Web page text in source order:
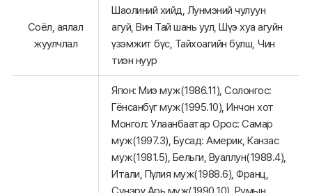
Соёл, аялал
жуулчлал
Шаолиний хийд, Лунмэний чулуун
агуй, Вин Тай шань уул, Шүэ хуа агуйн
үзэмжит бүс, Тайхоагийн булш, Чин
тиэн нуур
Япон: Миэ муж(1986.11), Солонгос:
Гёнсанбүг муж(1995.10), Инчон хот
Монгол: Улаанбаатар Орос: Самар
муж(1997.3), Бусад: Америк, Канзас
муж(1981.5), Бельги, Вуаллун(1988.4),
Итали, Пүлия муж(1988.6), Франц,